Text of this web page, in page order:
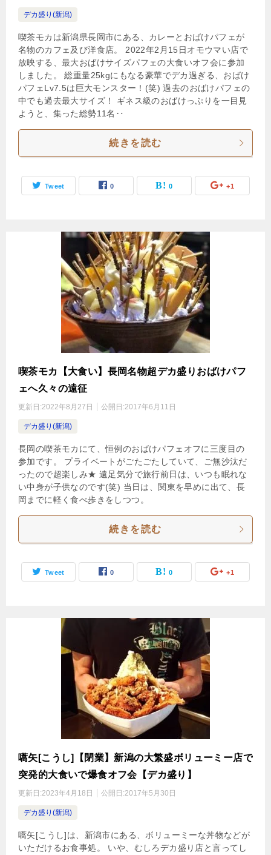
デカ盛り(新潟)
喫茶モカは新潟県長岡市にある、カレーとおばけパフェが
名物のカフェ及び洋食店。 2022年2月15日オモウマい店で
放映する、最大おばけサイズパフェの大食いオフ会に参加
しました。 総重量25kgにもなる豪華でデカ過ぎる、おばけ
パフェLv7.5は巨大モンスター！(笑) 過去のおばけパフェの
中でも過去最大サイズ！ ギネス級のおばけっぷりを一目見
ようと、集った総勢11名‥
続きを読む
Tweet 0 0 +1
喫茶モカ【大食い】長岡名物超デカ盛りおばけパフ
ェへ久々の遠征
更新日:2022年8月27日 公開日:2017年6月11日
デカ盛り(新潟)
長岡の喫茶モカにて、恒例のおばけパフェオフに三度目の
参加です。 プライベートがごたごたしていて、ご無沙汰だ
ったので超楽しみ★ 遠足気分で旅行前日は、いつも眠れな
い中身が子供なのです(笑) 当日は、関東を早めに出て、長
岡までに軽く食べ歩きをしつつ。
続きを読む
Tweet 0 0 +1
嚆矢[こうし]【閉業】新潟の大繁盛ボリューミー店で
突発的大食いで爆食オフ会【デカ盛り】
更新日:2023年4月18日 公開日:2017年5月30日
デカ盛り(新潟)
嚆矢[こうし]は、新潟市にある、ボリューミーな丼物などが
いただけるお食事処。 いや、むしろデカ盛り店と言ってし